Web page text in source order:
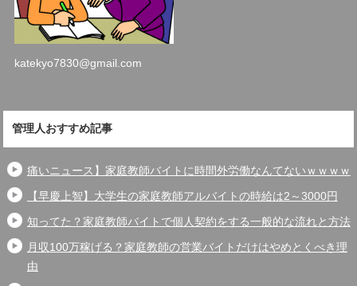
katekyo7830@gmail.com
管理人おすすめ記事
痛いニュース】家庭教師バイトに時間外労働なんてないｗｗｗｗ
【早慶上智】大学生の家庭教師アルバイトの時給は2～3000円
知ってた？家庭教師バイトで個人契約をする一般的な流れと方法
月収100万稼げる？家庭教師の営業バイトだけはやめとくべき理
由